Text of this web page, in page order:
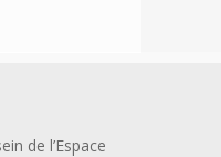
de l’Espace